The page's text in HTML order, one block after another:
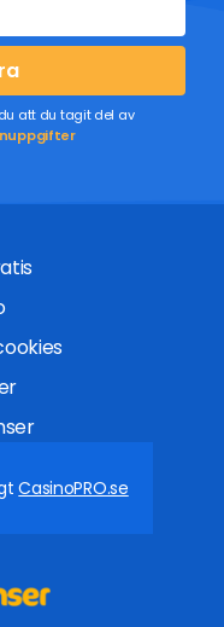
att du tagit del av
CasinoPRO.se